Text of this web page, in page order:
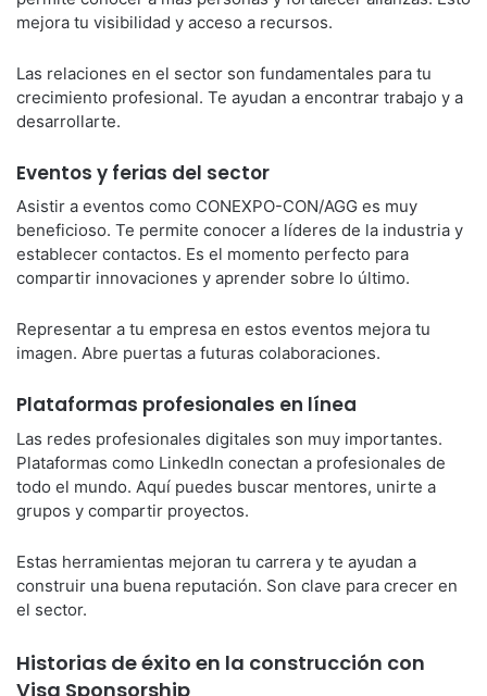
mejora tu visibilidad y acceso a recursos.
Las relaciones en el sector son fundamentales para tu
crecimiento profesional. Te ayudan a encontrar trabajo y a
desarrollarte.
Eventos y ferias del sector
Asistir a eventos como CONEXPO-CON/AGG es muy
beneficioso. Te permite conocer a líderes de la industria y
establecer contactos. Es el momento perfecto para
compartir innovaciones y aprender sobre lo último.
Representar a tu empresa en estos eventos mejora tu
imagen. Abre puertas a futuras colaboraciones.
Plataformas profesionales en línea
Las redes profesionales digitales son muy importantes.
Plataformas como LinkedIn conectan a profesionales de
todo el mundo. Aquí puedes buscar mentores, unirte a
grupos y compartir proyectos.
Estas herramientas mejoran tu carrera y te ayudan a
construir una buena reputación. Son clave para crecer en
el sector.
Historias de éxito en la construcción con
Visa Sponsorship